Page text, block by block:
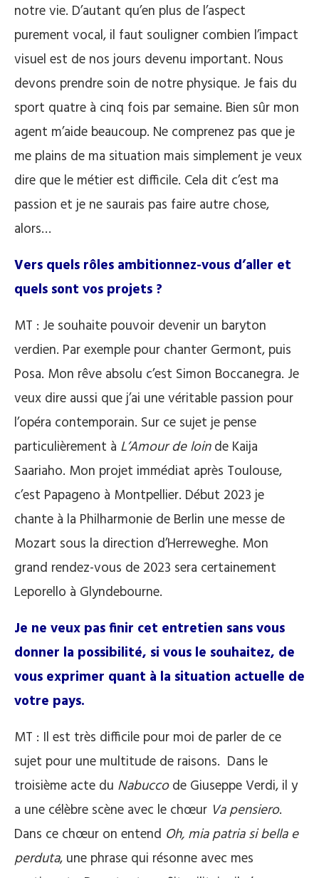
notre vie. D’autant qu’en plus de l’aspect
purement vocal, il faut souligner combien l’impact
visuel est de nos jours devenu important. Nous
devons prendre soin de notre physique. Je fais du
sport quatre à cinq fois par semaine. Bien sûr mon
agent m’aide beaucoup. Ne comprenez pas que je
me plains de ma situation mais simplement je veux
dire que le métier est difficile. Cela dit c’est ma
passion et je ne saurais pas faire autre chose,
alors…
Vers quels rôles ambitionnez-vous d’aller et
quels sont vos projets ?
MT : Je souhaite pouvoir devenir un baryton
verdien. Par exemple pour chanter Germont, puis
Posa. Mon rêve absolu c’est Simon Boccanegra. Je
veux dire aussi que j’ai une véritable passion pour
l’opéra contemporain. Sur ce sujet je pense
particulièrement à L’Amour de loinde Kaija
Saariaho. Mon projet immédiat après Toulouse,
c’est Papageno à Montpellier. Début 2023 je
chante à la Philharmonie de Berlin une messe de
Mozart sous la direction d’Herreweghe. Mon
grand rendez-vous de 2023 sera certainement
Leporello à Glyndebourne.
Je ne veux pas finir cet entretien sans vous
donner la possibilité, si vous le souhaitez, de
vous exprimer quant à la situation actuelle de
votre pays.
MT : Il est très difficile pour moi de parler de ce
sujet pour une multitude de raisons. Dans le
troisième acte du Nabuccode Giuseppe Verdi, il y
a une célèbre scène avec le chœur Va pensiero.
Dans ce chœur on entend Oh, mia patria si bella e
perduta, une phrase qui résonne avec mes